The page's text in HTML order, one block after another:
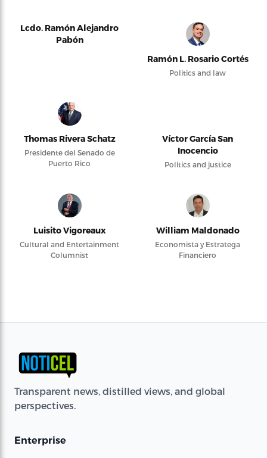
Lcdo. Ramón Alejandro
Pabón
Ramón L. Rosario Cortés
Politics and law
Thomas Rivera Schatz
Presidente del Senado de
Puerto Rico
Víctor García San
Inocencio
Politics and justice
Luisito Vigoreaux
Cultural and Entertainment
Columnist
William Maldonado
Economista y Estratega
Financiero
Transparent news, distilled views, and global
perspectives.
Enterprise